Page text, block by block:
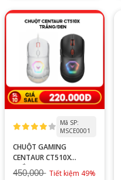
Mã SP:
MSCE0001
CHUỘT GAMING
CENTAUR CT510X
TRẮNG
450,000 Tiết kiệm 49%